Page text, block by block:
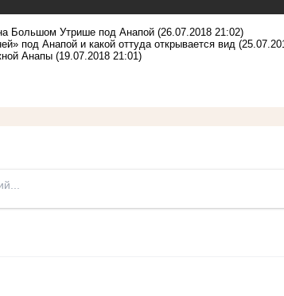
Большом Утрише под Анапой (26.07.2018 21:02)
под Анапой и какой оттуда открывается вид
Анапы (19.07.2018 21:01)